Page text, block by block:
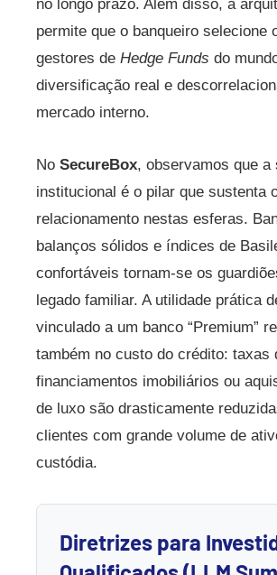
no longo prazo. Além disso, a
permite que o banqueiro selecione
gestores de Hedge Funds do
diversificação real e
mercado interno.
No SecureBox, observamos que a
institucional é o pilar que sustenta
relacionamento nestas esferas.
balanços sólidos e índices de
confortáveis tornam-se os
legado familiar. A utilidade prática
vinculado a um banco “Premium”
também no custo do crédito: taxas
financiamentos imobiliários ou
de luxo são drasticamente
clientes com grande volume de
custódia.
Diretrizes para